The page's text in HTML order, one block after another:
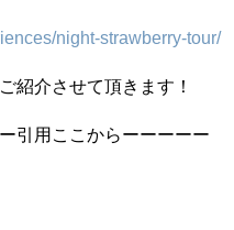
night-strawberry-tour/
紹介させて頂きます！
引用ここからーーーーー